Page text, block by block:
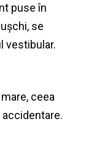
puse în
se
vestibular.
ceea